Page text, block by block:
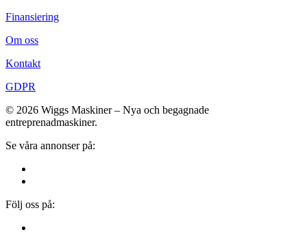
Finansiering
Om oss
Kontakt
GDPR
© 2026 Wiggs Maskiner – Nya och begagnade
entreprenadmaskiner.
Se våra annonser på:
Följ oss på: